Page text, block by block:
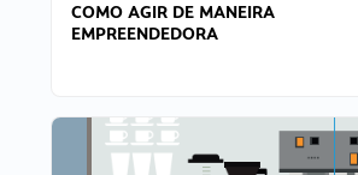
COMO AGIR DE MANEIRA
EMPREENDEDORA